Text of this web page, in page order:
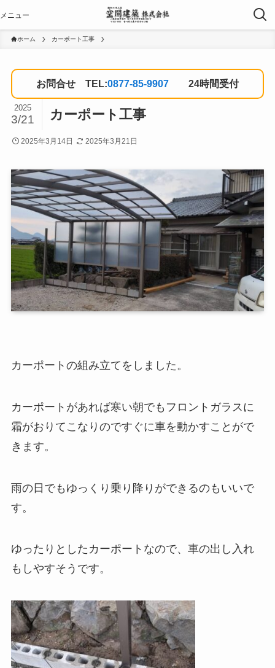
ホーム カーポート工事
お問合せ TEL:0877-85-9907 24時間受付
カーポート工事
2025
3/21
2025年3月14日 2025年3月21日
カーポートの組み立てをしました。
カーポートがあれば寒い朝でもフロントガラスに
霜がおりてこなりのですぐに車を動かすことがで
きます。
雨の日でもゆっくり乗り降りができるのもいいで
す。
ゆったりとしたカーポートなので、車の出し入れ
もしやすそうです。